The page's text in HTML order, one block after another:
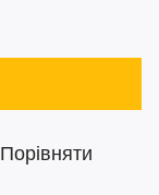
Порівняти